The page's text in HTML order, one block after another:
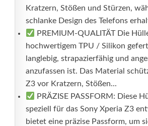
Kratzern, Stößen und Stürzen,
schlanke Design des Telefons
PREMIUM-QUALITÄT Die
hochwertigem TPU / Silikon
langlebig, strapazierfähig und
anzufassen ist. Das Material
Z3 vor Kratzern, Stößen...
PRÄZISE PASSFORM: Diese
speziell für das Sony Xperia Z3
bietet eine präzise Passform, um